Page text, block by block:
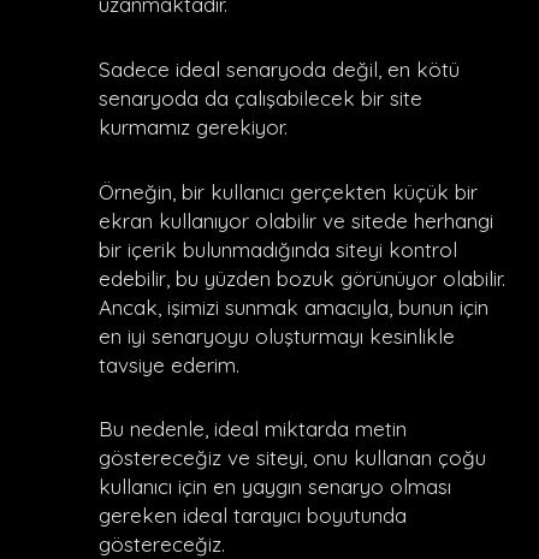
Sadece ideal senaryoda değil, en kötü
senaryoda da çalışabilecek bir site
kurmamız gerekiyor.
Örneğin, bir kullanıcı gerçekten küçük bir
ekran kullanıyor olabilir ve sitede herhangi
bir içerik bulunmadığında siteyi kontrol
edebilir, bu yüzden bozuk görünüyor olabilir.
Ancak, işimizi sunmak amacıyla, bunun için
en iyi senaryoyu oluşturmayı kesinlikle
tavsiye ederim.
Bu nedenle, ideal miktarda metin
göstereceğiz ve siteyi, onu kullanan çoğu
kullanıcı için en yaygın senaryo olması
gereken ideal tarayıcı boyutunda
göstereceğiz.